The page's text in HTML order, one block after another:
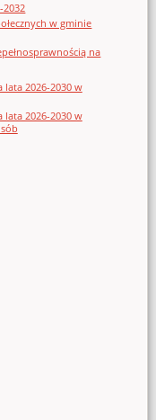
2032
w gminie
na
lata 2026-2030 w
lata 2026-2030 w